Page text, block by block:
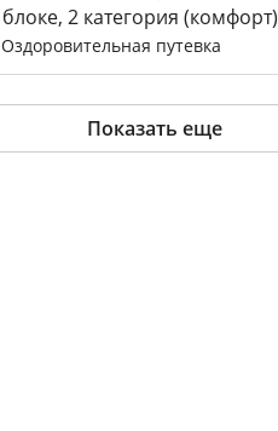
блоке, 2 категория (комфорт)
Оздоровительная путевка
Показать еще